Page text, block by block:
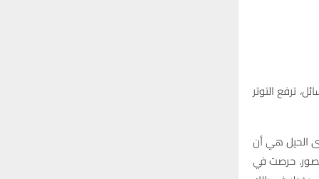
ترفع التوتر
الحيل هي أن
حرصت في